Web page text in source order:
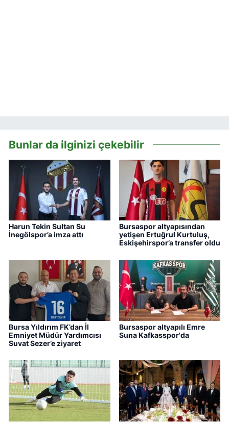
Bunlar da ilginizi çekebilir
Harun Tekin Sultan Su
İnegölspor’a imza attı
Bursaspor altyapısından
yetişen Ertuğrul Kurtuluş,
Eskişehirspor’a transfer oldu
Bursa Yıldırım FK’dan İl
Emniyet Müdür Yardımcısı
Suvat Sezer’e ziyaret
Bursaspor altyapılı Emre
Suna Kafkasspor'da